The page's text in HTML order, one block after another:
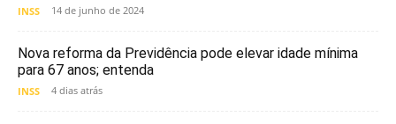
INSS 14 de junho de 2024
Nova reforma da Previdência pode elevar idade mínima
para 67 anos; entenda
INSS 4 dias atrás